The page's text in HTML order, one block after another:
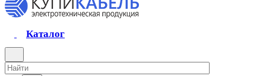
Каталог